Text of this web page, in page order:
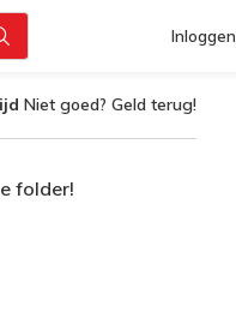
Inloggen
Niet goed? Geld terug!
folder!